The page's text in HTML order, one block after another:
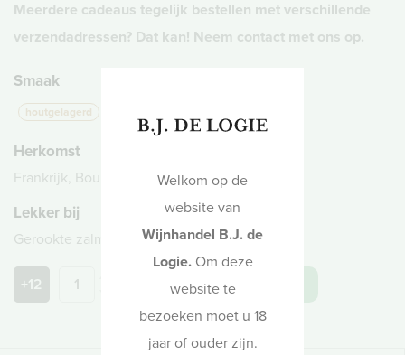
Meerdere cadeaus tegelijk bestellen met verschillende
verzendadressen? Dat kan! Neem contact met ons op.
Smaak
houtgelagerd
Herkomst
Frankrijk, Bourgogne
Lekker bij
Gerookte zalm, kreeft, visgerechten, zalm
+12 in winkelwagen
Welkom op de
website van
Wijnhandel B.J. de
Logie.Om deze
website te
bezoeken moet u 18
jaar of ouder zijn.